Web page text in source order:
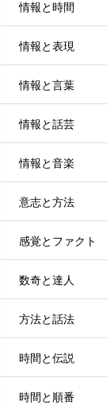
情報と時間
情報と表現
情報と言葉
情報と話芸
情報と音楽
意志と方法
感覚とファクト
数奇と達人
方法と話法
時間と伝説
時間と順番